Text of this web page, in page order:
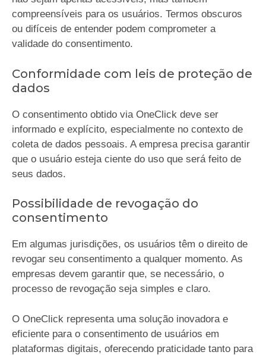
compreensíveis para os usuários. Termos obscuros
ou difíceis de entender podem comprometer a
validade do consentimento.
Conformidade com leis de proteção de
dados
O consentimento obtido via OneClick deve ser
informado e explícito, especialmente no contexto de
coleta de dados pessoais. A empresa precisa garantir
que o usuário esteja ciente do uso que será feito de
seus dados.
Possibilidade de revogação do
consentimento
Em algumas jurisdições, os usuários têm o direito de
revogar seu consentimento a qualquer momento. As
empresas devem garantir que, se necessário, o
processo de revogação seja simples e claro.
O OneClick representa uma solução inovadora e
eficiente para o consentimento de usuários em
plataformas digitais, oferecendo praticidade tanto para